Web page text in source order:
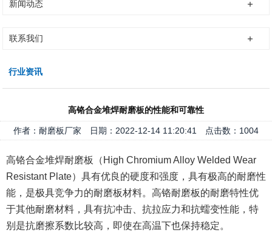
新闻动态
联系我们
行业资讯
高铬合金堆焊耐磨板的性能和可靠性
作者：耐磨板厂家 日期：2022-12-14 11:20:41 点击数： 1004
高铬合金堆焊耐磨板（High Chromium Alloy Welded Wear
Resistant Plate）具有优良的硬度和强度，具有极高的耐磨性
能，是极具竞争力的耐磨板材料。高铬耐磨板的耐磨特性优
于其他耐磨材料，具有抗冲击、抗拉应力和抗蠕变性能，特
别是抗磨擦系数比较高，即使在高温下也保持稳定。